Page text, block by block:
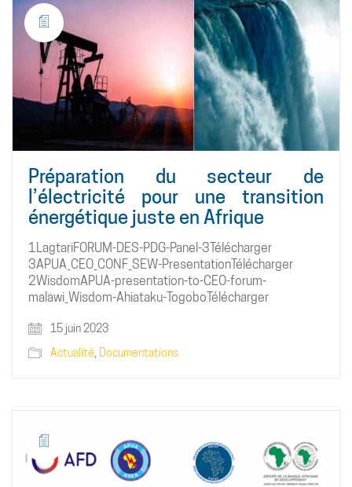
Préparation du secteur de
l’électricité pour une transition
énergétique juste en Afrique
1LagtariFORUM-DES-PDG-Panel-3Télécharger
3APUA_CEO_CONF_SEW-PresentationTélécharger
2WisdomAPUA-presentation-to-CEO-forum-
malawi_Wisdom-Ahiataku-TogoboTélécharger
15 juin 2023
Actualité
Documentations